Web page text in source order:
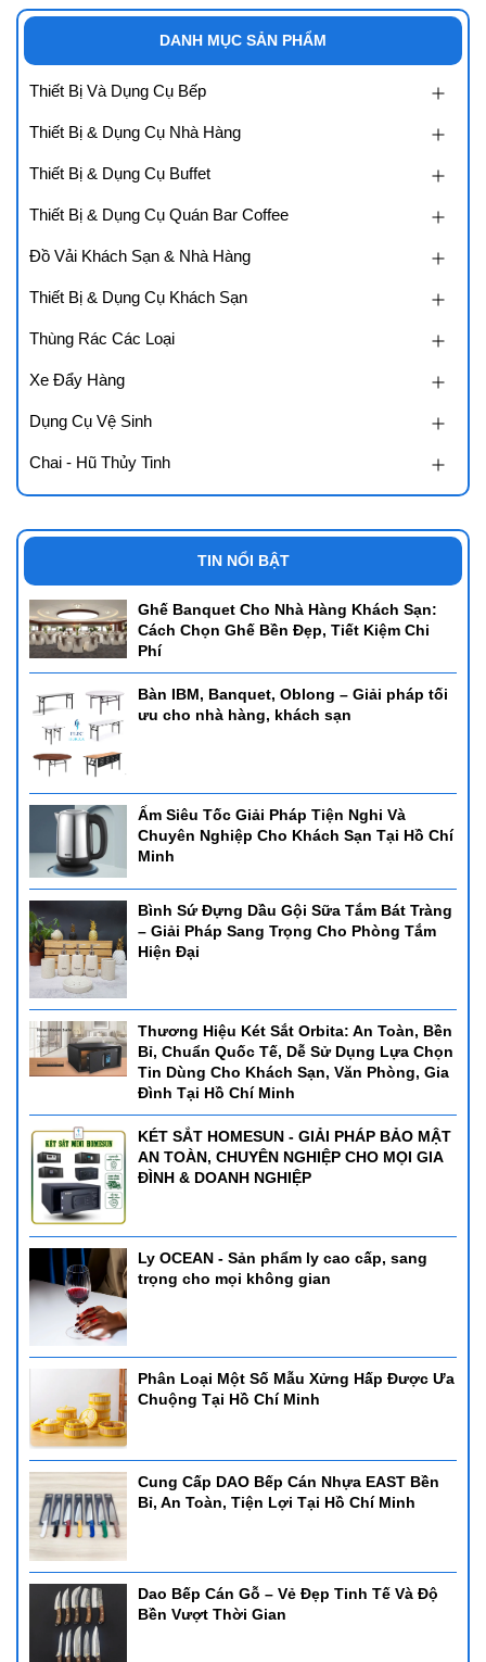
DANH MỤC SẢN PHẨM
Thiết Bị Và Dụng Cụ Bếp
Thiết Bị & Dụng Cụ Nhà Hàng
Thiết Bị & Dụng Cụ Buffet
Thiết Bị & Dụng Cụ Quán Bar Coffee
Đồ Vải Khách Sạn & Nhà Hàng
Thiết Bị & Dụng Cụ Khách Sạn
Thùng Rác Các Loại
Xe Đẩy Hàng
Dụng Cụ Vệ Sinh
Chai - Hũ Thủy Tinh
TIN NỔI BẬT
Ghế Banquet Cho Nhà Hàng Khách Sạn:
Cách Chọn Ghế Bền Đẹp, Tiết Kiệm Chi
Phí
Bàn IBM, Banquet, Oblong – Giải pháp tối
ưu cho nhà hàng, khách sạn
Ấm Siêu Tốc Giải Pháp Tiện Nghi Và
Chuyên Nghiệp Cho Khách Sạn Tại Hồ Chí
Minh
Bình Sứ Đựng Dầu Gội Sữa Tắm Bát Tràng
– Giải Pháp Sang Trọng Cho Phòng Tắm
Hiện Đại
Thương Hiệu Két Sắt Orbita: An Toàn, Bền
Bỉ, Chuẩn Quốc Tế, Dễ Sử Dụng Lựa Chọn
Tin Dùng Cho Khách Sạn, Văn Phòng, Gia
Đình Tại Hồ Chí Minh
KÉT SẮT HOMESUN - GIẢI PHÁP BẢO MẬT
AN TOÀN, CHUYÊN NGHIỆP CHO MỌI GIA
ĐÌNH & DOANH NGHIỆP
Ly OCEAN - Sản phẩm ly cao cấp, sang
trọng cho mọi không gian
Phân Loại Một Số Mẫu Xửng Hấp Được Ưa
Chuộng Tại Hồ Chí Minh
Cung Cấp DAO Bếp Cán Nhựa EAST Bền
Bỉ, An Toàn, Tiện Lợi Tại Hồ Chí Minh
Dao Bếp Cán Gỗ – Vẻ Đẹp Tinh Tế Và Độ
Bền Vượt Thời Gian